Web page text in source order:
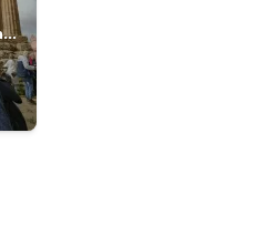
Experience the real and authentic Sicily